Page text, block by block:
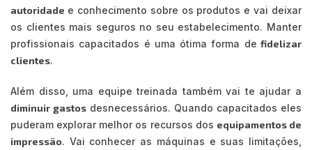
autoridade e conhecimento sobre os produtos e vai deixar
os clientes mais seguros no seu estabelecimento. Manter
profissionais capacitados é uma ótima forma de fidelizar
clientes.
Além disso, uma equipe treinada também vai te ajudar a
diminuir gastos desnecessários. Quando capacitados eles
puderam explorar melhor os recursos dos equipamentos de
impressão. Vai conhecer as máquinas e suas limitações,